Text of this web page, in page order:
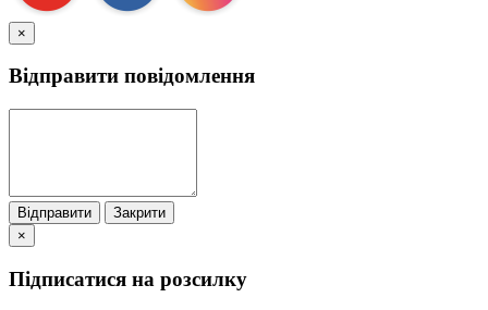
×
Відправити повідомлення
Відправити
Закрити
×
Підписатися на розсилку